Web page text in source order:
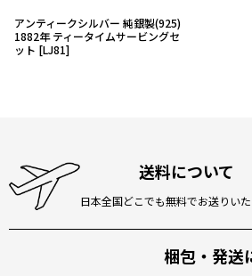
アンティークシルバー 純銀製(925)
1882年 ティータイムサービングセ
ット [LJ81]
送料について
日本全国どこでも無料でお送りいた
梱包・発送